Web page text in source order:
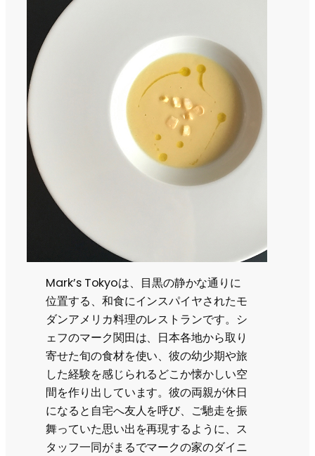
Mark’s Tokyoは、目黒の静かな通りに
位置する、和食にインスパイヤされたモ
ダンアメリカ料理のレストランです。シ
ェフのマーク関田は、日本各地から取り
寄せた旬の食材を使い、彼の幼少期や旅
した経験を感じられるどこか懐かしい空
間を作り出しています。彼の両親が休日
になると自宅へ友人を呼び、ご馳走を振
舞っていた思い出を再現するように、ス
タッフ一同がまるでマークの家のダイニ